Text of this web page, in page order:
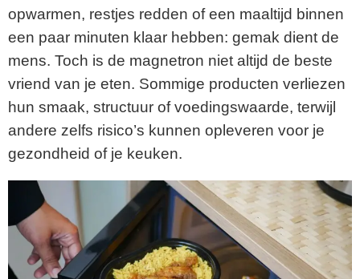
opwarmen, restjes redden of een maaltijd binnen
een paar minuten klaar hebben: gemak dient de
mens. Toch is de magnetron niet altijd de beste
vriend van je eten. Sommige producten verliezen
hun smaak, structuur of voedingswaarde, terwijl
andere zelfs risico’s kunnen opleveren voor je
gezondheid of je keuken.